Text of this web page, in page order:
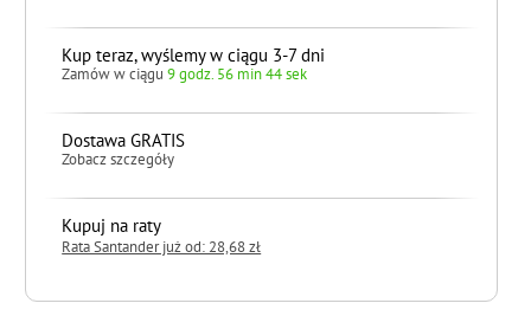
Kup teraz, wyślemy w ciągu 3-7 dni
Zamów w ciągu9 godz. 56 min 43 sek
Dostawa GRATIS
Zobacz szczegóły
Kupuj na raty
Rata Santander już od: 28,68 zł